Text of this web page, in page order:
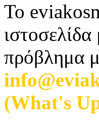
Το
πρόβλημα
(What's